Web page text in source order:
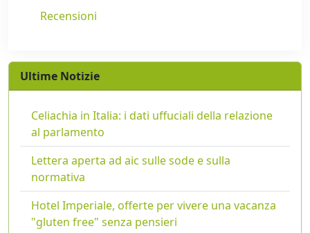
Recensioni
Ultime Notizie
Celiachia in Italia: i dati uffuciali della relazione
al parlamento
Lettera aperta ad aic sulle sode e sulla
normativa
Hotel Imperiale, offerte per vivere una vacanza
"gluten free" senza pensieri